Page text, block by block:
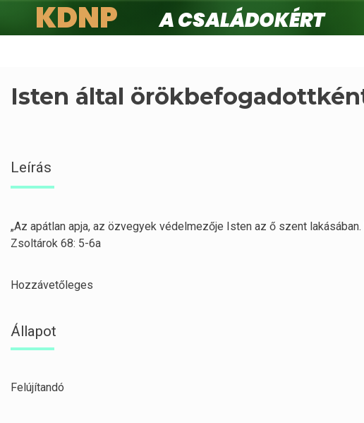
KDNP
A családokért.
Isten által
Leírás
„Az apátlan apja, az özvegyek védelmezője Isten az ő szent
Zsoltárok 68: 5-6a
Hozzávetőleges
Állapot
Felújítandó